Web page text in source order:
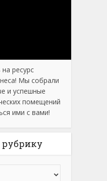
ресурс
Мы собрали
и успешные
помещений
ими с вами!